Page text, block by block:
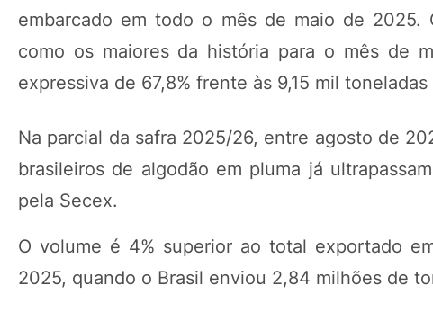
embarcado em todo o mês de maio de 2025.
como os maiores da história para o mês de
expressiva de 67,8% frente às 9,15 mil
Na parcial da safra 2025/26, entre agosto de
brasileiros de algodão em pluma já
pela Secex.
O volume é 4% superior ao total exportado
2025, quando o Brasil enviou 2,84 milhões de